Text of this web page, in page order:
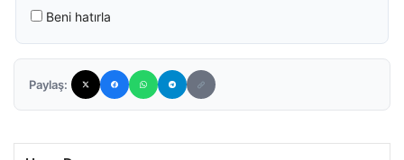
Beni hatırla
Paylaş: